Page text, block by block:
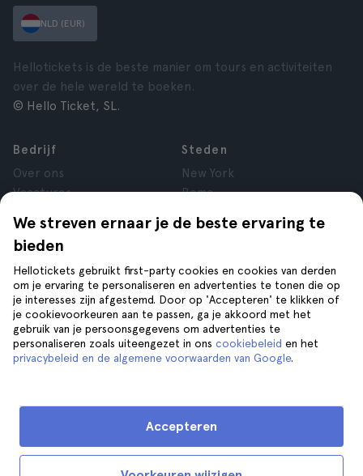
We streven ernaar je de beste ervaring te
bieden
Hellotickets gebruikt first-party cookies en cookies van derden
om je ervaring te personaliseren en advertenties te tonen die op
je interesses zijn afgestemd. Door op 'Accepteren' te klikken of
je cookievoorkeuren aan te passen, ga je akkoord met het
gebruik van je persoonsgegevens om advertenties te
personaliseren zoals uiteengezet in ons cookiebeleid en het
privacybeleid en de algemene voorwaarden van Google.
Accepteren
NLD (EUR)
Hellotickets is de beste manier om tours en activiteiten
over de hele wereld te boeken.
© Hello Ticket, SL.
Bedrijf
Over ons
Vacatures
Reviews
Privacy
Voorwaarden
Juridische kennisgeving
Cookies
Steden
New York
Rome
Londen
Krakau
Tenerife
Help
Volg ons op